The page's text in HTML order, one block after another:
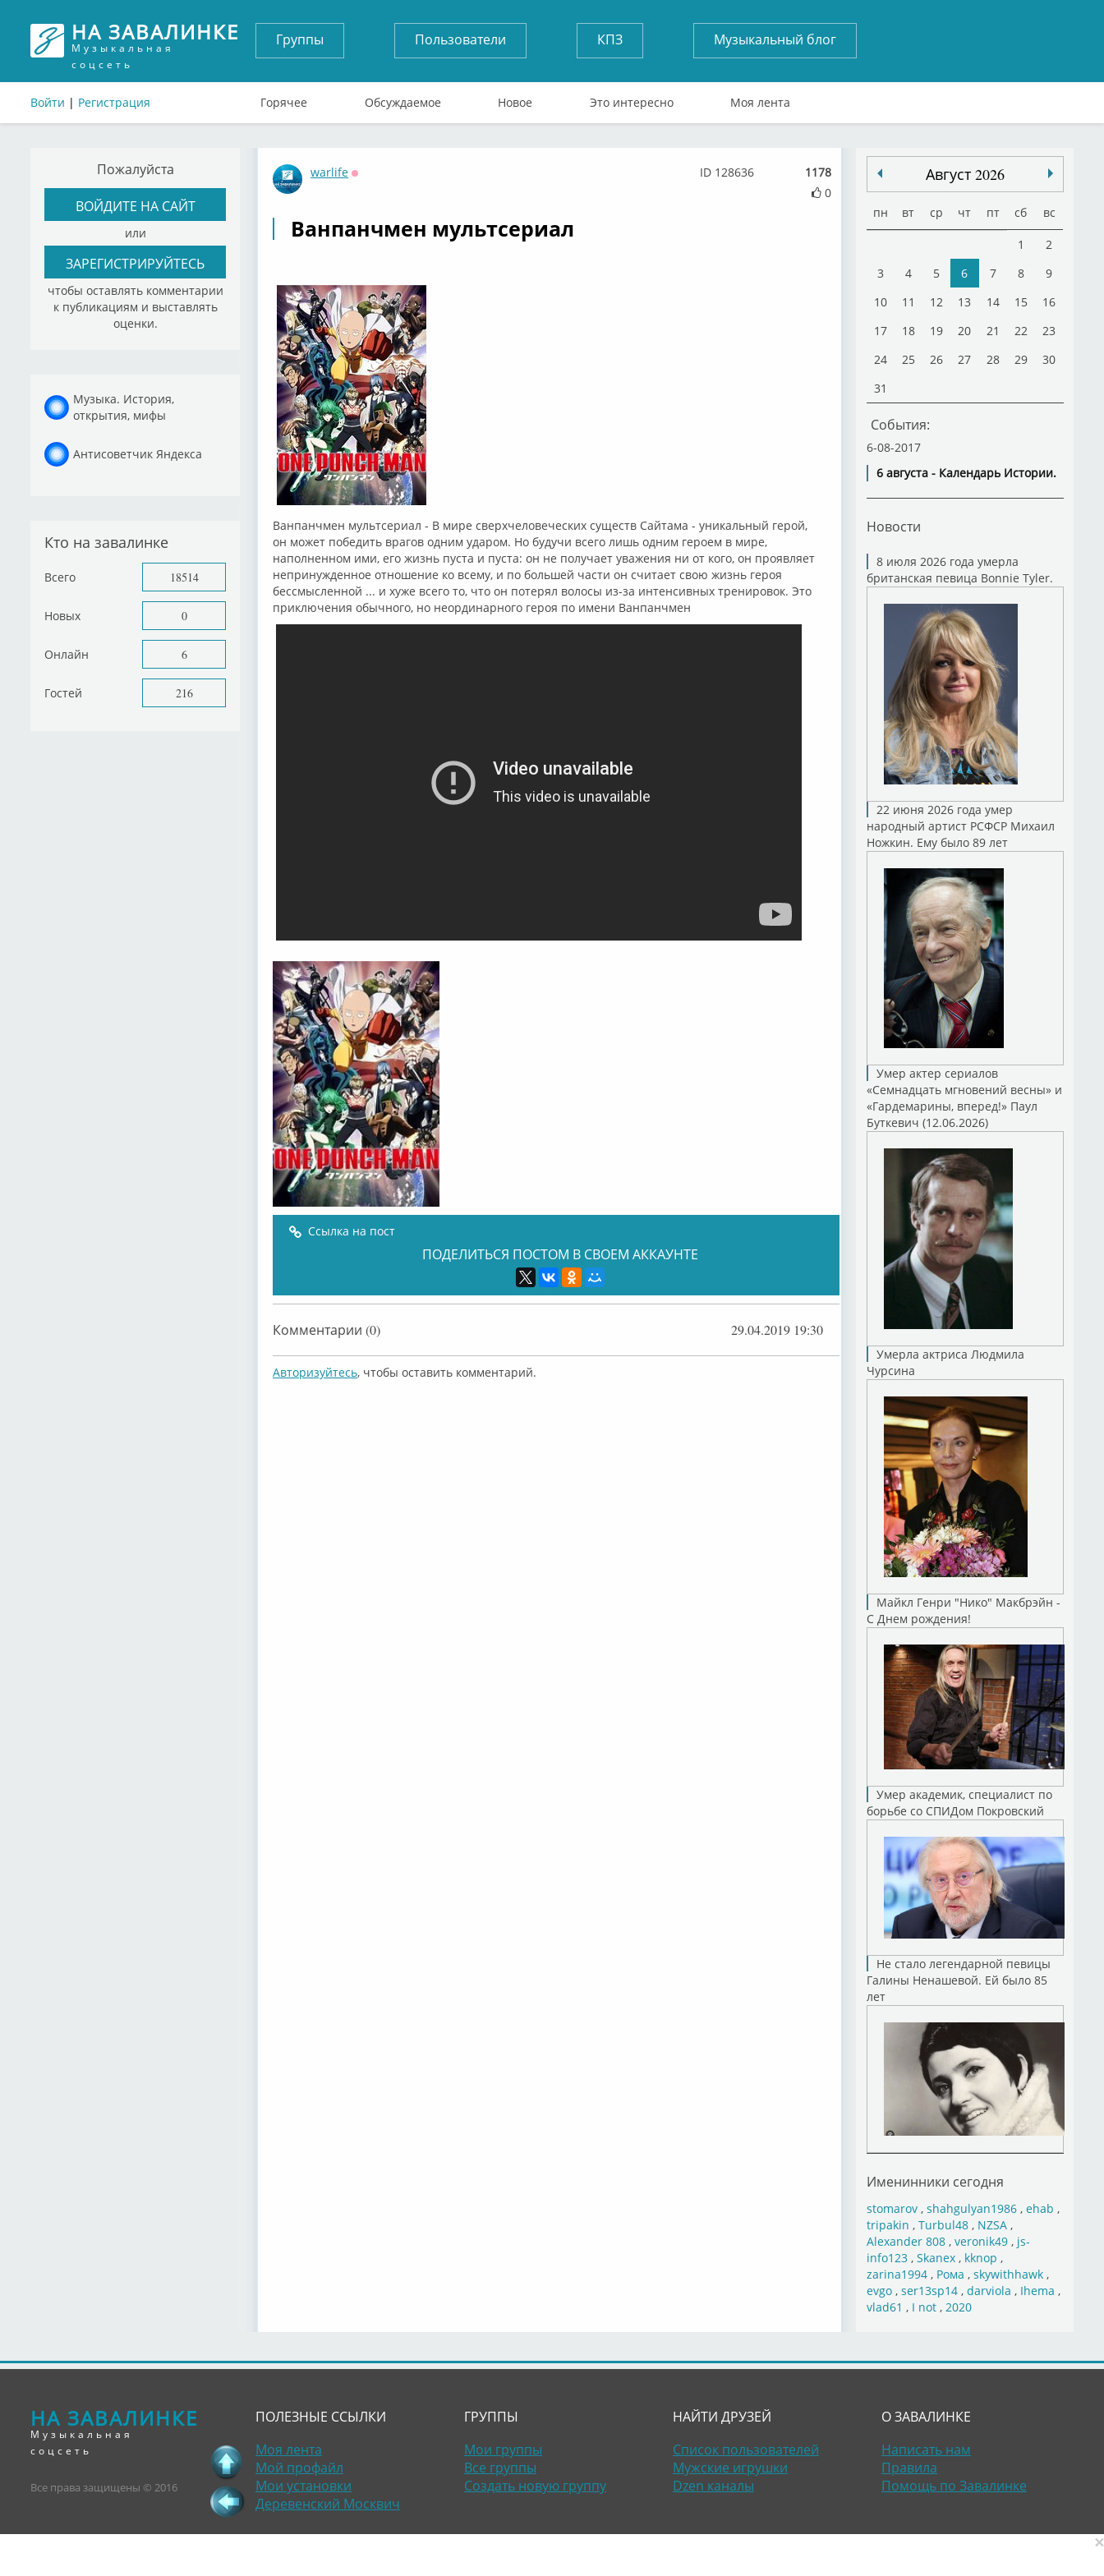
НА ЗАВАЛИНКЕ
Музыкальная
соцсеть
Войти | Регистрация
Группы Пользователи КПЗ Музыкальный блог
Горячее Обсуждаемое Новое Это интересно Моя лента
Пожалуйста
ВОЙДИТЕ НА САЙТ
или
ЗАРЕГИСТРИРУЙТЕСЬ
чтобы оставлять комментарии
к публикациям и выставлять
оценки.
Музыка. История,
открытия, мифы
Антисоветчик Яндекса
Кто на завалинке
Всего 18514
Новых 0
Онлайн 6
Гостей 216
warlife
1178
0
ID 128636
Ванпанчмен мультсериал
Ванпанчмен мультсериал - В мире сверхчеловеческих существ Сайтама - уникальный герой,
он может победить врагов одним ударом. Но будучи всего лишь одним героем в мире,
наполненном ими, его жизнь пуста и пуста: он не получает уважения ни от кого, он проявляет
непринужденное отношение ко всему, и по большей части он считает свою жизнь героя
бессмысленной ... и хуже всего то, что он потерял волосы из-за интенсивных тренировок. Это
приключения обычного, но неординарного героя по имени Ванпанчмен
Ссылка на пост
ПОДЕЛИТЬСЯ ПОСТОМ В СВОЕМ АККАУНТЕ
Комментарии (0) 29.04.2019 19:30
Авторизуйтесь, чтобы оставить комментарий.
Август 2026
пн вт ср чт пт сб вс
1
2
3
4 5 6 7 8
9
10
11 12 13 14 15
16
17
18 19 20 21 22
23
24
25 26 27 28 29
30
31
События:
6-08-2017
6 августа - Календарь Истории.
Новости
8 июля 2026 года умерла
британская певица Bonnie Tyler.
22 июня 2026 года умер
народный артист РСФСР Михаил
Ножкин. Ему было 89 лет
Умер актер сериалов
«Семнадцать мгновений весны» и
«Гардемарины, вперед!» Паул
Буткевич (12.06.2026)
Умерла актриса Людмила
Чурсина
Майкл Генри "Нико" Макбрэйн -
С Днем рождения!
Умер академик, специалист по
борьбе со СПИДом Покровский
Не стало легендарной певицы
Галины Ненашевой. Ей было 85
лет
Именинники сегодня
stomarov, shahgulyan1986, ehab ,
tripakin , Turbul48, NZSA,
Alexander 808, veronik49, js-
info123, Skanex, kknop ,
zarina1994, Рома , skywithhawk,
evgo, ser13sp14, darviola , Ihema ,
vlad61 , I not, 2020
НА ЗАВАЛИНКЕ
Музыкальная
соцсеть
Все права защищены © 2016
ПОЛЕЗНЫЕ ССЫЛКИ
Моя лента
Мой профайл
Мои установки
Деревенский Москвич
ГРУППЫ
Мои группы
Все группы
Создать новую группу
НАЙТИ ДРУЗЕЙ
Список пользователей
Мужские игрушки
Dzen каналы
О ЗАВАЛИНКЕ
Написать нам
Правила
Помощь по Завалинке
×